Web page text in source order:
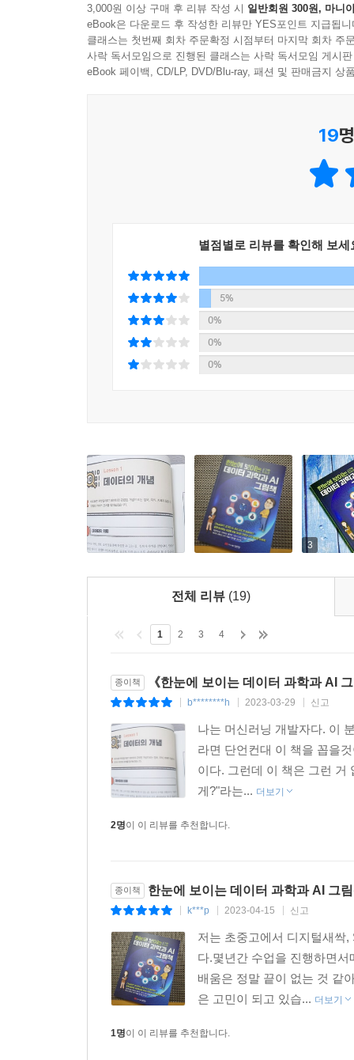
분석은 데이터 과학의 전체적인 개념과 처리 절
습득하고 인공지능에 대한 관심과 함께 여러 분이
3,000원 이상 구매 후 리뷰 작성 시 일반회원 300원, 마니
eBook은 다운로드 후 작성한 리뷰만 YES포인트 지급됩니
클래스는 첫번째 회차 주문확정 시점부터 마지막 회차 주
사락 독서모임으로 진행된 클래스는 사락 독서모임 게시
eBook 페이백, CD/LP, DVD/Blu-ray, 패션 및 판매금지 상
19
별점별로 리뷰를 확인해 보세
5%
0%
0%
0%
3
전체 리뷰 (19)
1 2 3 4
종이책 《한눈에 보이는 데이터 과학과 AI
b********h 2023-03-29 신고
나는 머신러닝 개발자다. 이
라면 단언컨대 이 책을 꼽을
이다. 그런데 이 책은 그런 거
게?"라는... 더보기
2명이 이 리뷰를 추천합니다.
종이책 한눈에 보이는 데이터 과학과 AI 그
k***p 2023-04-15 신고
저는 초중고에서 디지털새싹
다.몇년간 수업을 진행하면
배움은 정말 끝이 없는 것 같
은 고민이 되고 있습... 더보기
1명이 이 리뷰를 추천합니다.